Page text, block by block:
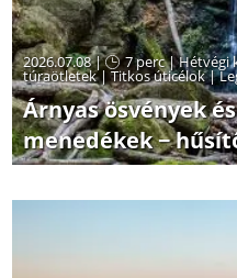
2026.07.08 | 7 perc|Hétvégi
túraötletek|Titkos úticélok|
Árnyas ösvények
menedékek −